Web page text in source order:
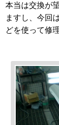
本当は交換が
ますし、今回
どを使って修